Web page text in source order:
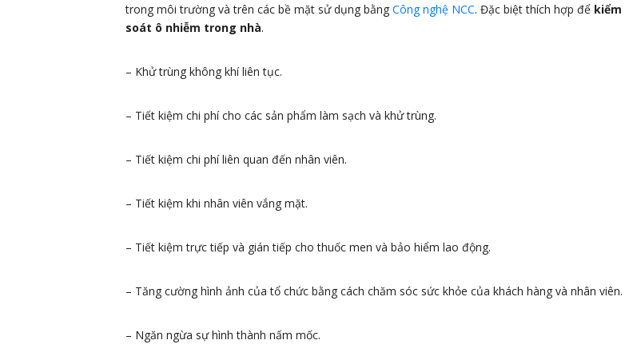
trong môi trường và trên các bề mặt sử dụng bằng Công nghệ NCC. Đặc biệt thích hợp để kiểm
soát ô nhiễm trong nhà.
– Khử trùng không khí liên tục.
– Tiết kiệm chi phí cho các sản phẩm làm sạch và khử trùng.
– Tiết kiệm chi phí liên quan đến nhân viên.
– Tiết kiệm khi nhân viên vắng mặt.
– Tiết kiệm trực tiếp và gián tiếp cho thuốc men và bảo hiểm lao động.
– Tăng cường hình ảnh của tổ chức bằng cách chăm sóc sức khỏe của khách hàng và nhân viên.
– Ngăn ngừa sự hình thành nấm mốc.